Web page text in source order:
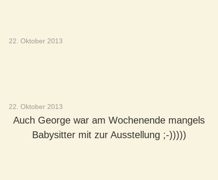
22. Oktober 2013
22. Oktober 2013
Auch George war am Wochenende mangels
Babysitter mit zur Ausstellung ;-)))))